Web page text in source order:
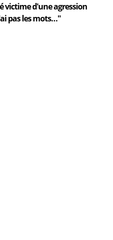
victime d'une agression
pas les mots…"